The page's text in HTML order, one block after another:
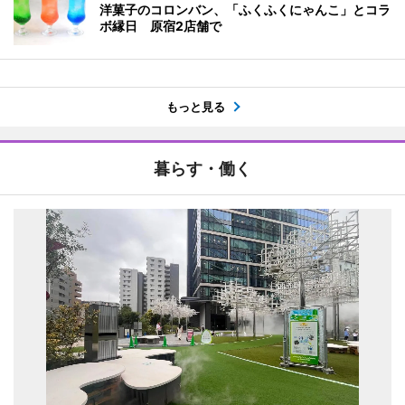
洋菓子のコロンバン、「ふくふくにゃんこ」とコラ
ボ縁日 原宿2店舗で
もっと見る
暮らす・働く